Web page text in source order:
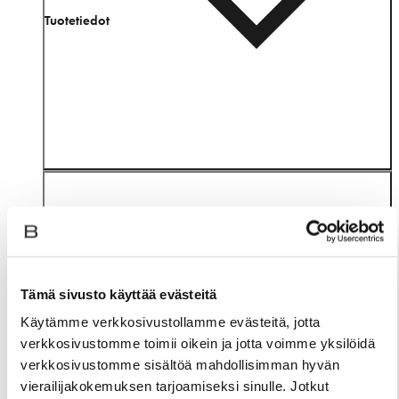
Tämä sivusto käyttää evästeitä
Käytämme verkkosivustollamme evästeitä, jotta
verkkosivustomme toimii oikein ja jotta voimme yksilöidä
verkkosivustomme sisältöä mahdollisimman hyvän
vierailijakokemuksen tarjoamiseksi sinulle. Jotkut
Tuotetiedot
Materiaali